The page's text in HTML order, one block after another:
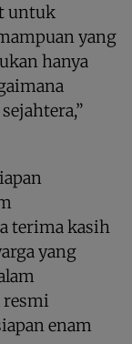
untuk
yang
hanya
terima kasih
yang
resmi
enam